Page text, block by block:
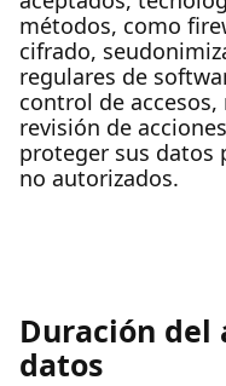
métodos, como
cifrado,
regulares de
control de
revisión de
proteger sus datos
no autorizados.
Duración del
datos